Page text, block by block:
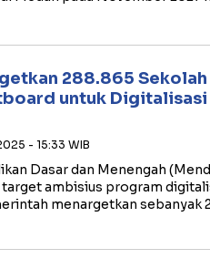
288.865 Sekolah
untuk Digitalisasi
- 15:33 WIB
Dasar dan Menengah
target ambisius program
menargetkan sebanyak